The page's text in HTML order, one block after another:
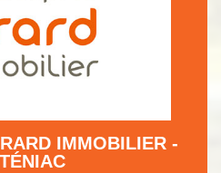
IMMOBILIER -